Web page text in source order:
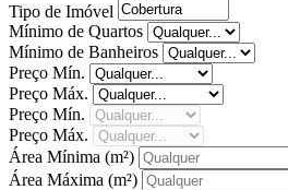
Tipo de Imóvel
Mínimo de Quartos
Mínimo de Banheiros
Preço Mín.
Preço Máx.
Preço Mín.
Preço Máx.
Área Mínima (m²)
Área Máxima (m²)